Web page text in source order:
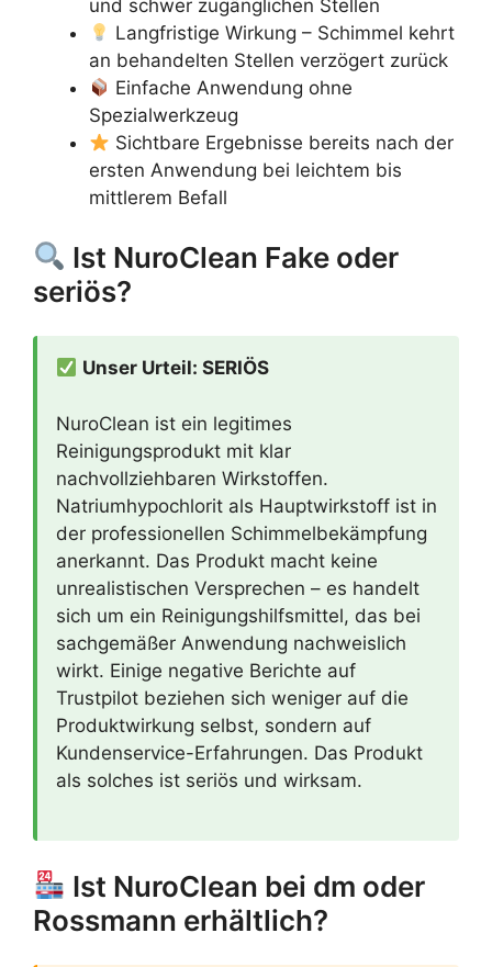
und schwer zugänglichen Stellen
Langfristige Wirkung – Schimmel kehrt
an behandelten Stellen verzögert zurück
Einfache Anwendung ohne
Spezialwerkzeug
Sichtbare Ergebnisse bereits nach der
ersten Anwendung bei leichtem bis
mittlerem Befall
Ist NuroClean Fake oder
seriös?
Unser Urteil: SERIÖS
NuroClean ist ein legitimes
Reinigungsprodukt mit klar
nachvollziehbaren Wirkstoffen.
Natriumhypochlorit als Hauptwirkstoff ist in
der professionellen Schimmelbekämpfung
anerkannt. Das Produkt macht keine
unrealistischen Versprechen – es handelt
sich um ein Reinigungshilfsmittel, das bei
sachgemäßer Anwendung nachweislich
wirkt. Einige negative Berichte auf
Trustpilot beziehen sich weniger auf die
Produktwirkung selbst, sondern auf
Kundenservice-Erfahrungen. Das Produkt
als solches ist seriös und wirksam.
Ist NuroClean bei dm oder
Rossmann erhältlich?